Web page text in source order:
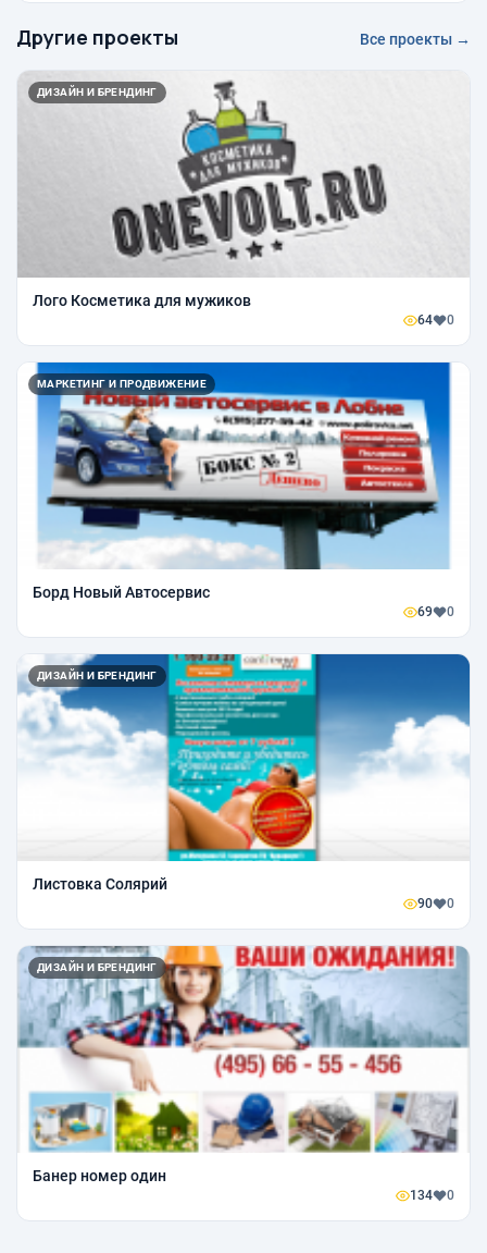
Другие проекты Все проекты →
ДИЗАЙН И БРЕНДИНГ
Лого Косметика для мужиков
64 0
МАРКЕТИНГ И ПРОДВИЖЕНИЕ
Борд Новый Автосервис
69 0
ДИЗАЙН И БРЕНДИНГ
Листовка Солярий
90 0
ДИЗАЙН И БРЕНДИНГ
Банер номер один
134 0